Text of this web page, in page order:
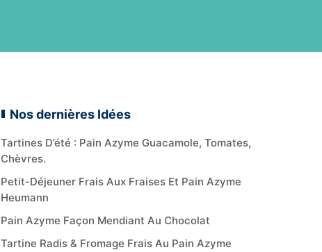
Nos dernières Idées
Tartines D’été : Pain Azyme Guacamole, Tomates,
Chèvres.
Petit-Déjeuner Frais Aux Fraises Et Pain Azyme
Heumann
Pain Azyme Façon Mendiant Au Chocolat
Tartine Radis & Fromage Frais Au Pain Azyme